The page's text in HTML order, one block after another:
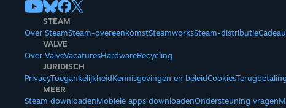
STEAM
Over SteamSteam-overeenkomstSteamworksSteam-distributie
VALVE
Over ValveVacaturesHardwareRecycling
JURIDISCH
PrivacyToegankelijkheidKennisgevingen en beleidCookies
MEER
Steam downloadenMobiele apps downloadenOndersteuning vragen